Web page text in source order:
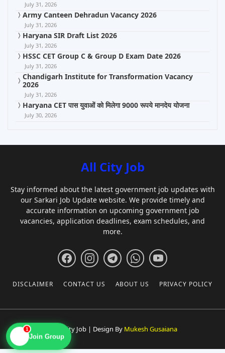
July 31, 2026
Army Canteen Dehradun Vacancy 2026
July 31, 2026
Haryana SIR Draft List 2026
July 31, 2026
HSSC CET Group C & Group D Exam Date 2026
July 31, 2026
Chandigarh Institute for Transformation Vacancy
2026
July 31, 2026
Haryana CET पास युवाओं को मिलेगा 9000 रूपये मानदेय योजना
July 30, 2026
All City Job
Stay informed about the latest government job updates with
our Sarkari Job Update website. We provide timely and
accurate information on upcoming government job
vacancies, application deadlines, exam schedules, and
more.
DISCLAIMER CONTACT US ABOUT US PRIVACY POLICY
© All City Job | Design By Mukesh Gusaiana
1
Join Group